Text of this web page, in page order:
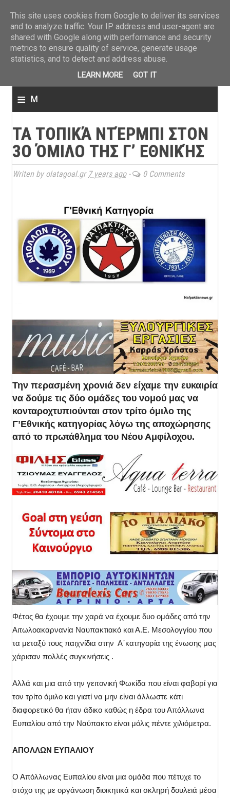
≡ M
ΤΑ ΤΟΠΙΚΆ ΝΤΈΡΜΠΙ ΣΤΟΝ
3Ο ΌΜΙΛΟ ΤΗΣ Γ’ ΕΘΝΙΚΉΣ
Writen by olatagoal.gr 7 years ago- 0 Comments
Την περασμένη χρονιά δεν είχαμε την ευκαιρία
να δούμε τις δύο ομάδες του νομού μας να
κονταροχτυπιούνται στον τρίτο όμιλο της
Γ’Εθνικής κατηγορίας λόγω της αποχώρησης
από το πρωτάθλημα του Νέου Αμφίλοχου.
Φέτος θα έχουμε την χαρά να έχουμε δυο ομάδες από την
Αιτωλοακαρνανία Ναυπακτιακό και Α.Ε. Μεσολογγίου που
τα μεταξύ τους παιχνίδια στην Α΄κατηγορία της ένωσης μας
χάρισαν πολλές συγκινήσεις .
Αλλά και μια από την γειτονική Φωκίδα που είναι φαβορί για
τον τρίτο όμιλο και γιατί να μην είναι άλλωστε κάτι
διαφορετικό θα ήταν άδικο καθώς η έδρα του Απόλλωνα
Ευπαλίου από την Ναύπακτο είναι μόλις πέντε χιλιόμετρα.
ΑΠΟΛΛΩΝ ΕΥΠΑΛΙΟΥ
Ο Απόλλωνας Ευπαλίου είναι μια ομάδα που πέτυχε το
στόχο της με οργάνωση διοικητικά και σκληρή δουλειά μέσα
This site uses cookies from Google to deliver its services
and to analyze traffic. Your IP address and user-agent are
shared with Google along with performance and security
metrics to ensure quality of service, generate usage
statistics, and to detect and address abuse.
LEARN MORE GOT IT